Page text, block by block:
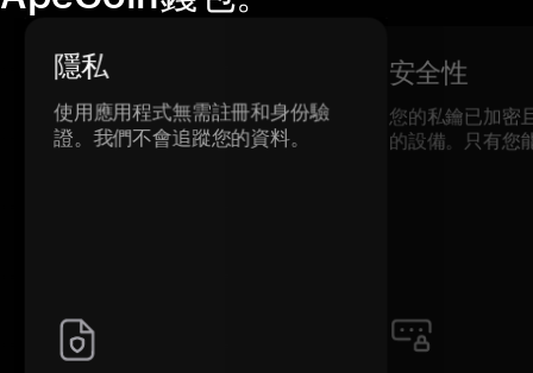
隱私
使用應用程式無需註冊和身份驗
證。我們不會追蹤您的資料。
安全性
您的私鑰已加密
的設備。只有您